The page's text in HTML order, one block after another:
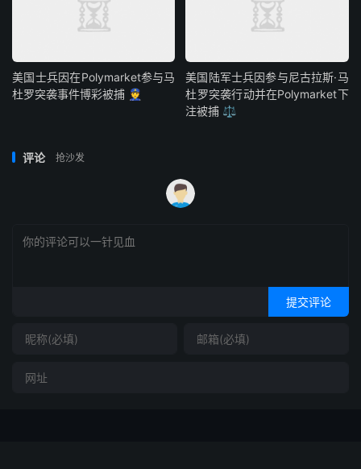
美国士兵因在Polymarket参与马
杜罗突袭事件博彩被捕 👮
美国陆军士兵因参与尼古拉斯·马
杜罗突袭行动并在Polymarket下
注被捕 ⚖️
评论 抢沙发
提交评论